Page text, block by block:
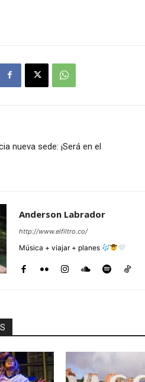
nueva sede: ¡Será en el
Anderson Labrador
http://www.elfiltro.co/
Música + viajar + planes